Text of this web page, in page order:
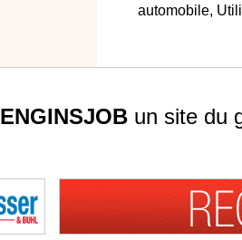
automobile,
ENGINSJOB un site du